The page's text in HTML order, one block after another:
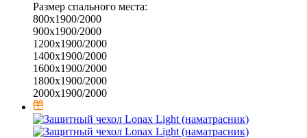
Размер спального места:
800х1900/2000
900х1900/2000
1200х1900/2000
1400х1900/2000
1600х1900/2000
1800х1900/2000
2000х1900/2000